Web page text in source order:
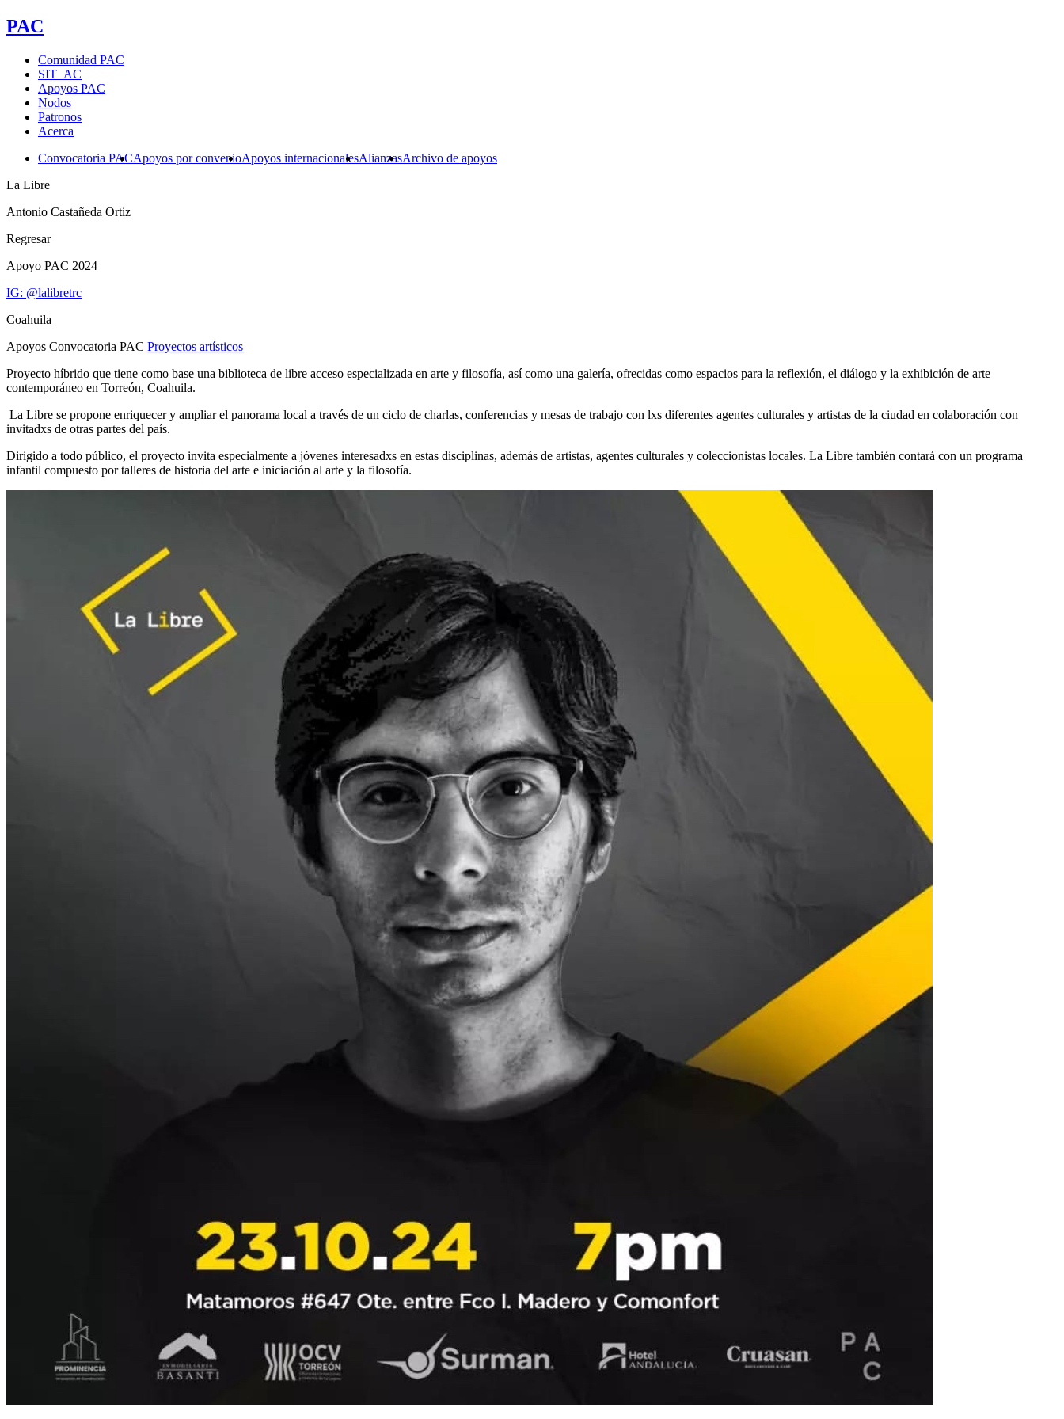
PAC
Comunidad PAC
SIT_AC
Apoyos PAC
Nodos
Patronos
Acerca
Convocatoria PACApoyos por convenioApoyos internacionalesAlianzasArchivo de apoyos
La Libre
Antonio Castañeda Ortiz
Regresar
Apoyo PAC 2024
IG: @lalibretrc
Coahuila
Apoyos Convocatoria PAC Proyectos artísticos
Proyecto híbrido que tiene como base una biblioteca de libre acceso especializada en arte y filosofía, así como una galería, ofrecidas como espacios para la reflexión, el diálogo y la exhibición de arte
contemporáneo en Torreón, Coahuila.
La Libre se propone enriquecer y ampliar el panorama local a través de un ciclo de charlas, conferencias y mesas de trabajo con lxs diferentes agentes culturales y artistas de la ciudad en colaboración con
invitadxs de otras partes del país.
Dirigido a todo público, el proyecto invita especialmente a jóvenes interesadxs en estas disciplinas, además de artistas, agentes culturales y coleccionistas locales. La Libre también contará con un programa
infantil compuesto por talleres de historia del arte e iniciación al arte y la filosofía.